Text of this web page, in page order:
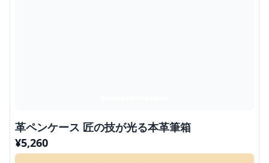
革ペンケース 匠の技が光る本革筆箱
¥5,260